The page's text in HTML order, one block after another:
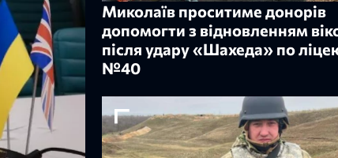
Миколаїв проситиме донорів
допомогти з відновленням
після удару «Шахеда» по
№40